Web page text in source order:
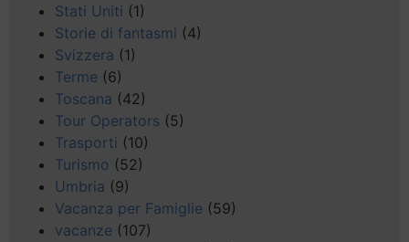
Stati Uniti (1)
Storie di fantasmi (4)
Svizzera (1)
Terme (6)
Toscana (42)
Tour Operators (5)
Trasporti (10)
Turismo (52)
Umbria (9)
Vacanza per Famiglie (59)
vacanze (107)